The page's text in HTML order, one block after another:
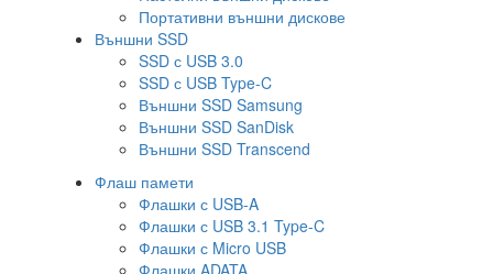
Портативни външни дискове
Външни SSD
SSD с USB 3.0
SSD с USB Type-C
Външни SSD Samsung
Външни SSD SanDisk
Външни SSD Transcend
Флаш памети
Флашки с USB-A
Флашки с USB 3.1 Type-C
Флашки с Micro USB
Флашки ADATA